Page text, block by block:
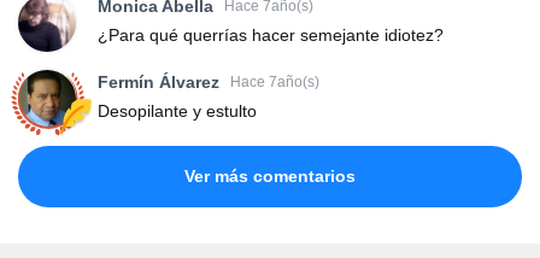
Monica Abella Hace 7año(s)
¿Para qué querrías hacer semejante idiotez?
Fermín Álvarez Hace 7año(s)
Desopilante y estulto
Ver más comentarios